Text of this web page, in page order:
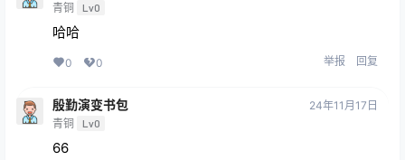
青铜 Lv0
哈哈
0 0 举报 回复
殷勤演变书包
青铜 Lv0
24年11月17日
66